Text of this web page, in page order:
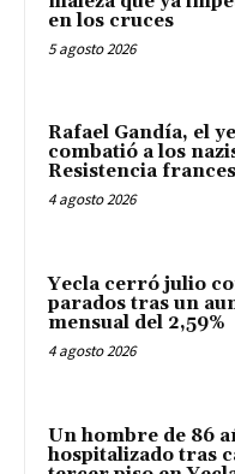
en los cruces
5 agosto 2026
Rafael Gandía, el
combatió a los
Resistencia
4 agosto 2026
Yecla cerró julio
parados tras un
mensual del 2,59%
4 agosto 2026
Un hombre de 86
hospitalizado tras